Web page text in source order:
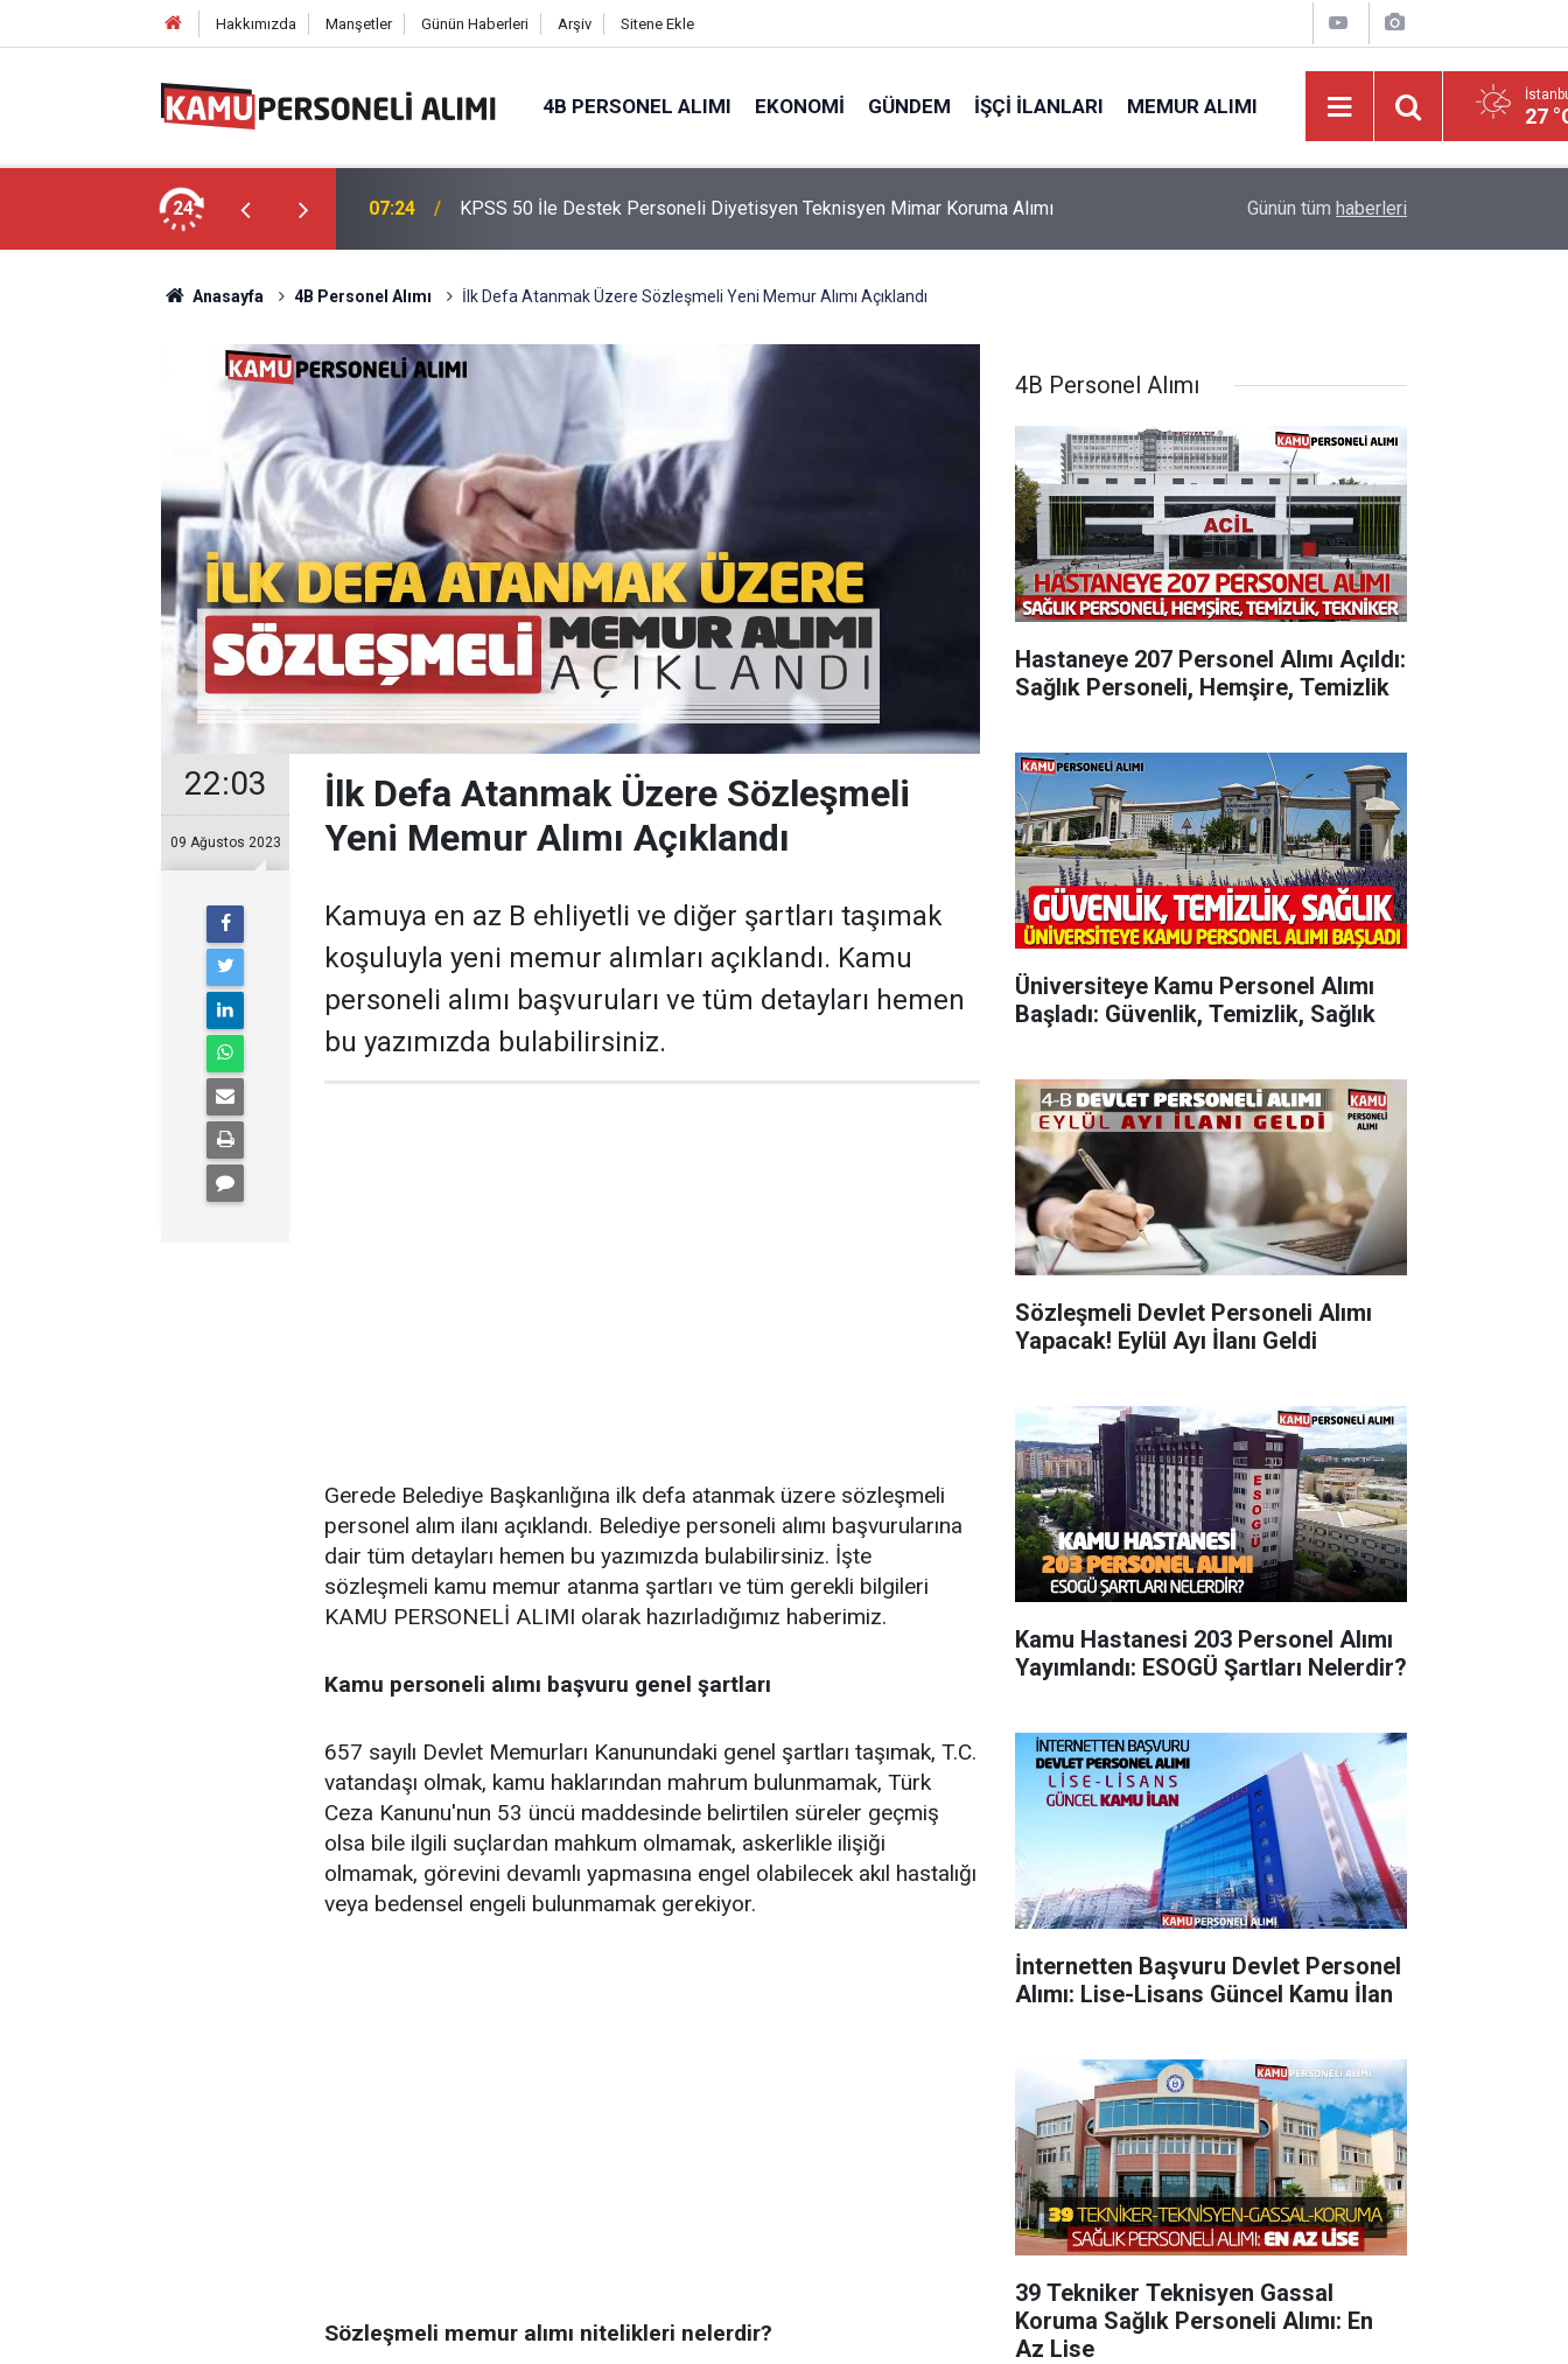
Hakkımızda Manşetler Günün Haberleri Arşiv Sitene Ekle
4B PERSONEL ALIMI EKONOMI GÜNDEM İŞÇI İLANLARI MEMUR ALIMI 27
24
Bin 250 Polis Memuru Adayı Alınacak! 07:24 KPSS 50 İle Destek Personeli Diyetisyen Teknisyen Mimar Koruma Alımı MSB 2026-2 Askeri Personel Alımı: En Az
Günün tüm haberleri
Anasayfa 4B Personel Alımı İlk Defa Atanmak Üzere Sözleşmeli Yeni Memur Alımı Açıklandı
22:03
09 Ağustos 2023
İlk Defa Atanmak Üzere Sözleşmeli
Yeni Memur Alımı Açıklandı
Kamuya en az B ehliyetli ve diğer şartları taşımak
koşuluyla yeni memur alımları açıklandı. Kamu
personeli alımı başvuruları ve tüm detayları hemen
bu yazımızda bulabilirsiniz.
Gerede Belediye Başkanlığına ilk defa atanmak üzere sözleşmeli
personel alım ilanı açıklandı. Belediye personeli alımı başvurularına
dair tüm detayları hemen bu yazımızda bulabilirsiniz. İşte
sözleşmeli kamu memur atanma şartları ve tüm gerekli bilgileri
KAMU PERSONELİ ALIMI olarak hazırladığımız haberimiz.
Kamu personeli alımı başvuru genel şartları
657 sayılı Devlet Memurları Kanunundaki genel şartları taşımak, T.C.
vatandaşı olmak, kamu haklarından mahrum bulunmamak, Türk
Ceza Kanunu'nun 53 üncü maddesinde belirtilen süreler geçmiş
olsa bile ilgili suçlardan mahkum olmamak, askerlikle ilişiği
olmamak, görevini devamlı yapmasına engel olabilecek akıl hastalığı
veya bedensel engeli bulunmamak gerekiyor.
Sözleşmeli memur alımı nitelikleri nelerdir?
4B Personel Alımı
Hastaneye 207 Personel Alımı Açıldı:
Sağlık Personeli, Hemşire, Temizlik
Üniversiteye Kamu Personel Alımı
Başladı: Güvenlik, Temizlik, Sağlık
Sözleşmeli Devlet Personeli Alımı
Yapacak! Eylül Ayı İlanı Geldi
Kamu Hastanesi 203 Personel Alımı
Yayımlandı: ESOGÜ Şartları Nelerdir?
İnternetten Başvuru Devlet Personel
Alımı: Lise-Lisans Güncel Kamu İlan
39 Tekniker Teknisyen Gassal
Koruma Sağlık Personeli Alımı: En
Az Lise